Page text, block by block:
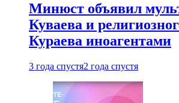
Минюст объявил
Куваева и
Кураева иноагентами
3 года спустя2 года спустя